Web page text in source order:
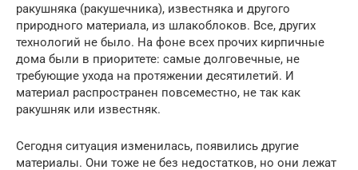
ракушняка (ракушечника), известняка и другого
природного материала, из шлакоблоков. Все, других
технологий не было. На фоне всех прочих кирпичные
дома были в приоритете: самые долговечные, не
требующие ухода на протяжении десятилетий. И
материал распространен повсеместно, не так как
ракушняк или известняк.
Сегодня ситуация изменилась, появились другие
материалы. Они тоже не без недостатков, но они лежат